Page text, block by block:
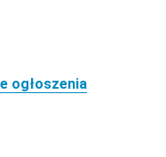
ogłoszenia